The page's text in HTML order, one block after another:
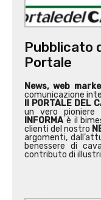
Pubblicato
Portale
News, web
comunicazione
Il PORTALE DEL
un vero pioniere
INFORMA è il
clienti del nostro
argomenti,
benessere di
contributo di